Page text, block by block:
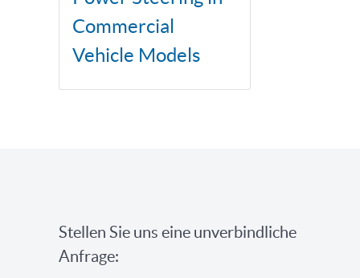
Commercial
Vehicle Models
Stellen Sie uns eine unverbindliche
Anfrage: